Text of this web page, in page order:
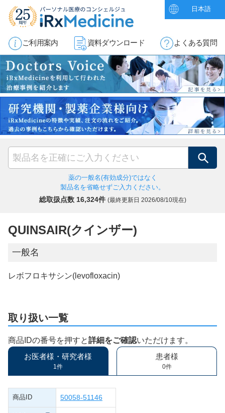
日本語
ご利用案内 資料ダウンロード よくある質問
検索
薬の一般名(有効成分)ではなく
製品名を省略せずご入力ください。
総取扱点数 16,324件 (最終更新日 2026/08/10現在)
QUINSAIR(クインザー)
一般名
レボフロキサシン(levofloxacin)
取り扱い一覧
商品IDの番号を押すと詳細をご確認いただけます。
お医者様・研究者様
1件
患者様
0件
商品ID 50058-51146